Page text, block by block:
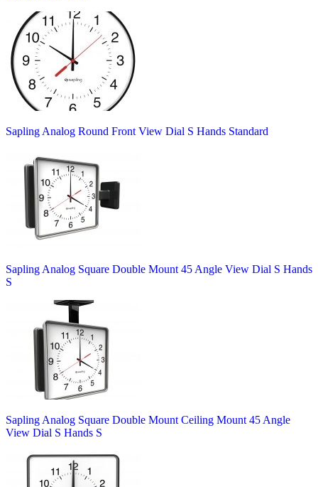
Sapling Analog Round Front View Dial S Hands Standard
Sapling Analog Square Double Mount 45 Angle View Dial S Hands
S
Sapling Analog Square Double Mount Ceiling Mount 45 Angle
View Dial S Hands S